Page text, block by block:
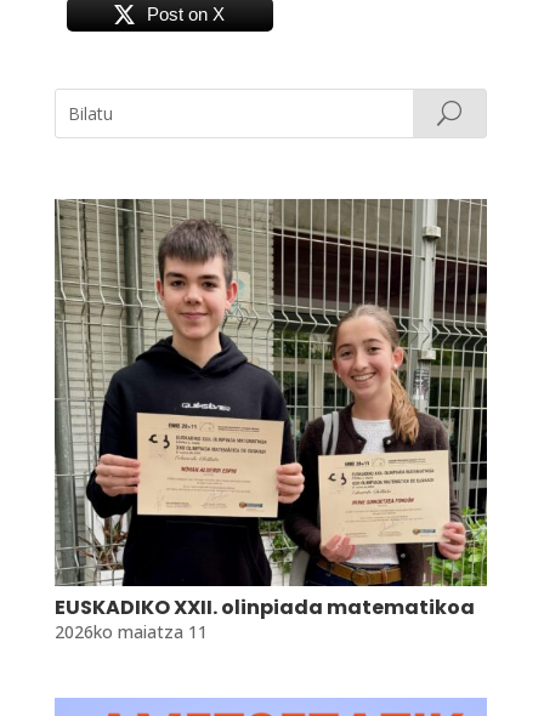
Post on X
EUSKADIKO XXII. olinpiada matematikoa
2026ko maiatza 11